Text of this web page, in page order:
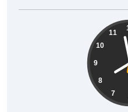
7
8
9
10
11